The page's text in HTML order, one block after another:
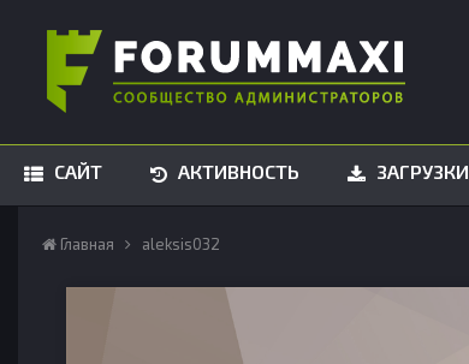
САЙТ АКТИВНОСТЬ ЗАГРУЗКИ
Главная aleksis032